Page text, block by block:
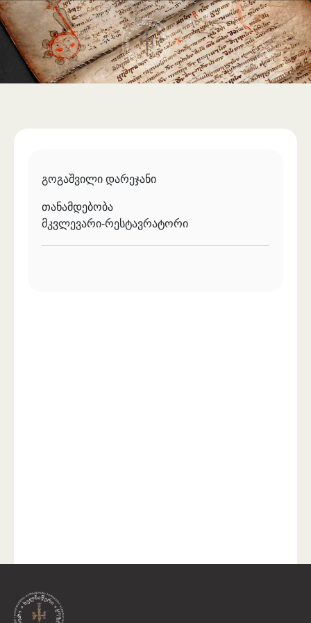
გოგაშვილი დარეჯანი
თანამდებობა
მკვლევარი-რესტავრატორი